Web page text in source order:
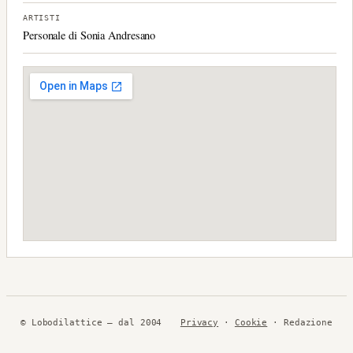
ARTISTI
Personale di Sonia Andresano
© Lobodilattice — dal 2004 Privacy · Cookie · Redazione